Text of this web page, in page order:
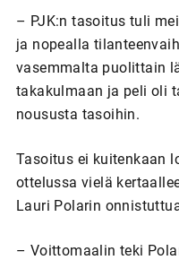
– PJK:n tasoitus tuli
ja nopealla
vasemmalta puolittain
takakulmaan ja peli oli
noususta tasoihin.
Tasoitus ei kuitenkaan
ottelussa vielä
Lauri Polarin
– Voittomaalin teki